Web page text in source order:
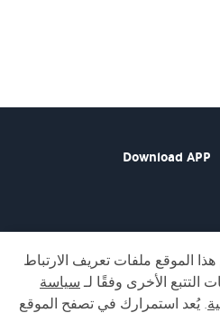
Download APP
الفيسبوك
الموقع ملفات تعريف الارتباط
التتبع الأخرى وفقًا لـسياسة
. يُعد استمرارك في تصفح الموقع